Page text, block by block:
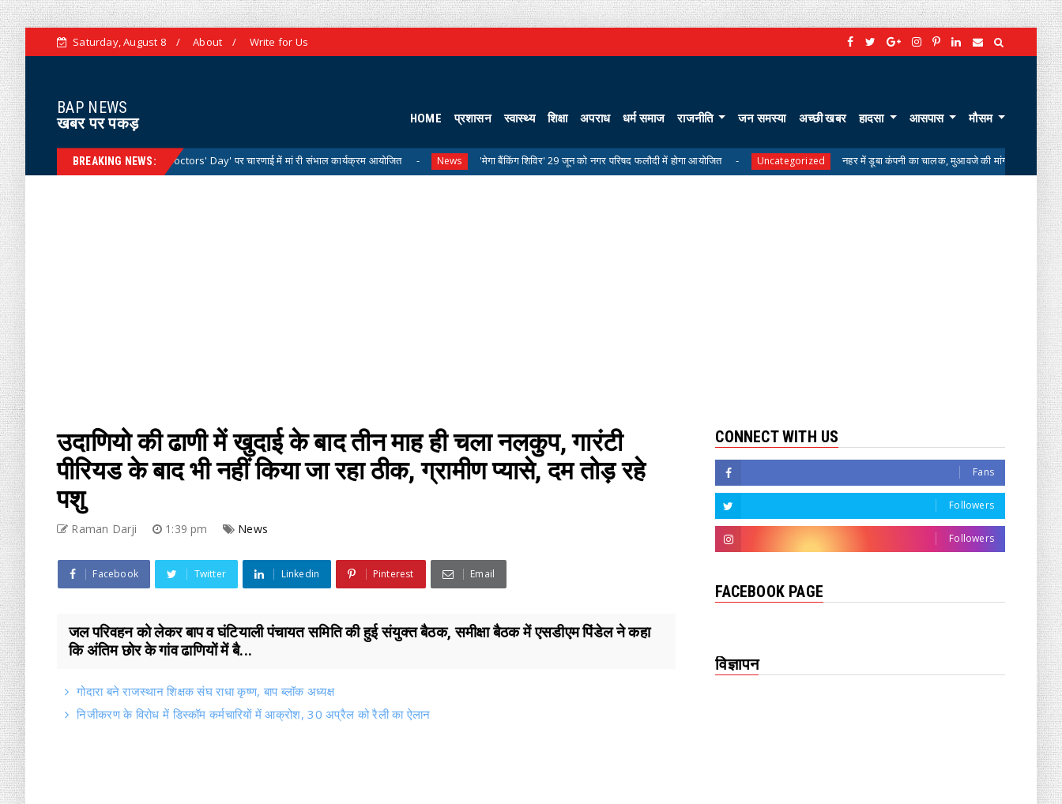
Saturday, August 8 About Write for Us
BAP NEWS
खबर पर पकड़
HOME प्रशासन स्वास्थ्य शिक्षा अपराध धर्म समाज राजनीति जन समस्या अच्छी खबर हादसा आसपास मौसम
BREAKING NEWS:
डॉक्टर्स डे 'National Doctors' Day' पर चारणाई में मां री संभाल कार्यक्रम आयोजित News 'मेगा बैंकिंग शिविर' 29 जून को नगर परिषद फलौदी में होगा आयोजित Uncategorized नहर में डूबा कंपनी का चालक, मुआवजे की मांग पर परिजनों का शव लेने से इनकार
उदाणियो की ढाणी में खुदाई के बाद तीन माह ही चला नलकुप, गारंटी
पीरियड के बाद भी नहीं किया जा रहा ठीक, ग्रामीण प्यासे, दम तोड़ रहे
पशु
Raman Darji 1:39 pm News
Facebook Twitter Linkedin Pinterest Email
जल परिवहन को लेकर बाप व घंटियाली पंचायत समिति की हुई संयुक्त बैठक, समीक्षा बैठक में एसडीएम पिंडेल ने कहा
कि अंतिम छोर के गांव ढाणियों में बै...
गोदारा बने राजस्थान शिक्षक संघ राधा कृष्ण, बाप ब्लॉक अध्यक्ष
निजीकरण के विरोध में डिस्कॉम कर्मचारियों में आक्रोश, 30 अप्रैल को रैली का ऐलान
CONNECT WITH US
Fans
Followers
Followers
FACEBOOK PAGE
विज्ञापन